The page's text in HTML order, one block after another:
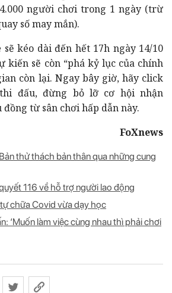
người chơi trong 1 ngày (trừ
số may mắn).
kéo dài đến hết 17h ngày 14/10
kiến sẽ còn “phá kỷ lục của chính
còn lại. Ngay bây giờ, hãy click
đấu, đừng bỏ lỡ cơ hội nhận
từ sân chơi hấp dẫn này.
FoXnews
thử thách bản thân qua những cung
116 về hỗ trợ người lao động
chữa Covid vừa dạy học
‘Muốn làm việc cùng nhau thì phải chơi